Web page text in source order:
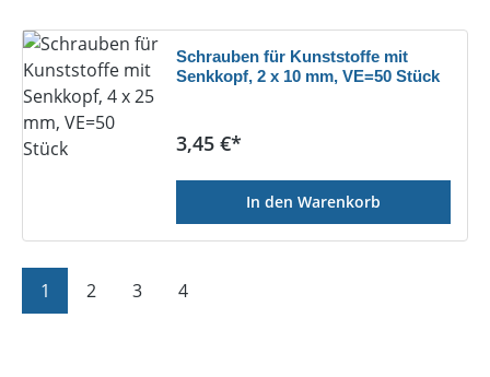
Schrauben für Kunststoffe mit
Senkkopf, 2 x 10 mm, VE=50 Stück
Regulärer Preis:
3,45 €*
In den Warenkorb
Seite
1 Seite
2 Seite
3 Seite
4